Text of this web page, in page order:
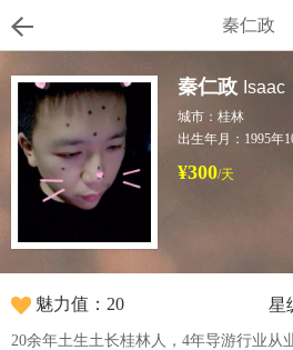
秦仁政
秦仁政 Isaac
城市：桂林
出生年月：1995年
¥300/天
魅力值：20 星
20余年土生土长桂林人，4年导游行业从